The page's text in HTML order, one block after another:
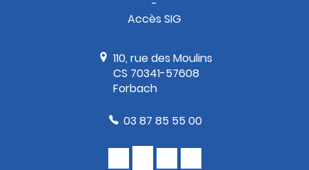
Accès SIG
110, rue des Moulins
CS 70341-57608
Forbach
03 87 85 55 00